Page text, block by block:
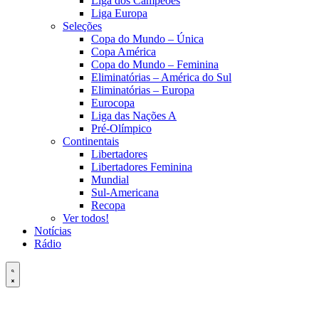
Liga Europa
Seleções
Copa do Mundo – Única
Copa América
Copa do Mundo – Feminina
Eliminatórias – América do Sul
Eliminatórias – Europa
Eurocopa
Liga das Nações A
Pré-Olímpico
Continentais
Libertadores
Libertadores Feminina
Mundial
Sul-Americana
Recopa
Ver todos!
Notícias
Rádio